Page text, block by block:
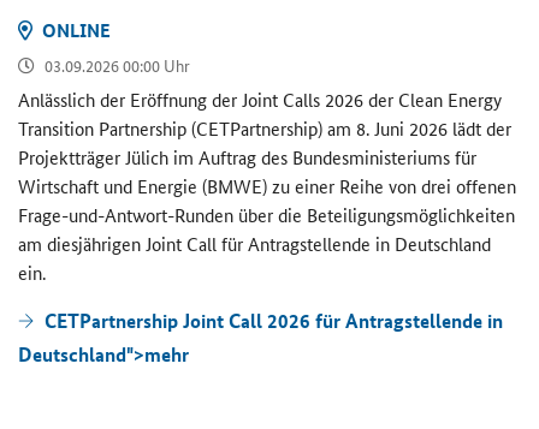
ON­LINE
03.09.2026 00:00 Uhr
An­läss­lich der Er­öff­nung derJoint Calls 2026 der Clean Energy
Transition Partnership (CETPartnership)am 8. Juni 2026 lädt der
Pro­jekt­trä­ger Jü­lich im Auf­trag des Bun­des­mi­nis­te­ri­ums für
Wirt­schaft und En­er­gie (BMWE) zu einer Reihe von drei of­fe­nen
Frage-​und-Antwort-Runden über die Be­tei­li­gungs­mög­lich­kei­ten
am dies­jäh­ri­genJoint Callfür An­trag­stel­len­de in Deutsch­land
ein.
CETPartnership Joint Call 2026 für Antragstellende in
Deutschland">mehr